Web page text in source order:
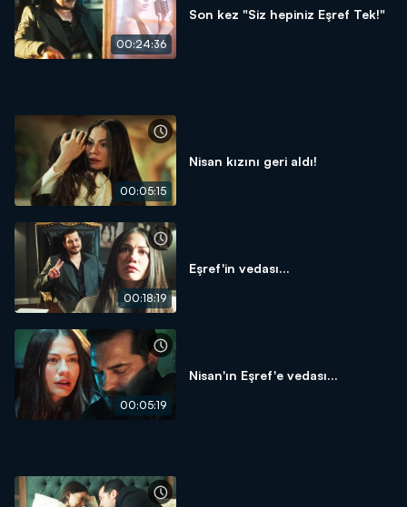
00:24:36
Son kez "Siz hepiniz Eşref Tek!"
00:05:15
Nisan kızını geri aldı!
00:18:19
Eşref'in vedası...
00:05:19
Nisan'ın Eşref'e vedası...